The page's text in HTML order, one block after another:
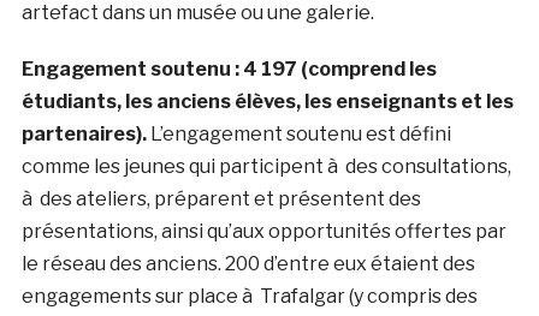
artefact dans un musée ou une galerie.
Engagement soutenu : 4 197 (comprend les
étudiants, les anciens élèves, les enseignants et les
partenaires).L’engagement soutenu est défini
comme les jeunes qui participent à des consultations,
à des ateliers, préparent et présentent des
présentations, ainsi qu’aux opportunités offertes par
le réseau des anciens. 200 d’entre eux étaient des
engagements sur place à Trafalgar (y compris des